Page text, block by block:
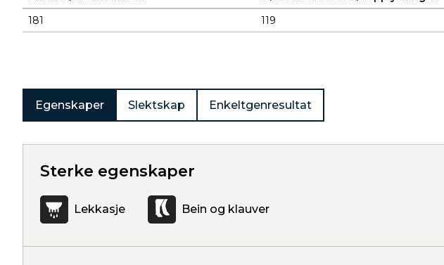
181
119
Egenskaper Slektskap Enkeltgenresultat
Sterke egenskaper
Lekkasje Bein og klauver